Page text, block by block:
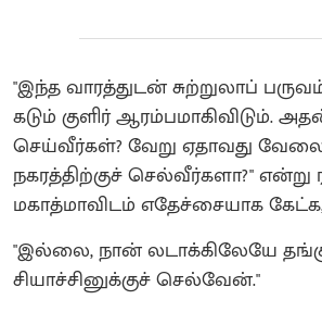
"இந்த வாரத்துடன் சுற்றுலாப் பருவம்
கடும் குளிர் ஆரம்பமாகிவிடும்.
செய்வீர்கள்? வேறு ஏதாவது
நகரத்திற்குச் செல்வீர்களா?" என்று
மகாத்மாவிடம் எதேச்சையாக
"இல்லை, நான் லடாக்கிலேயே
சியாச்சினுக்குச் செல்வேன்."